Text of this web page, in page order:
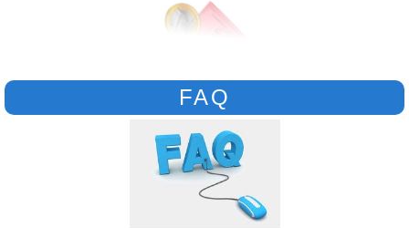
FAQ